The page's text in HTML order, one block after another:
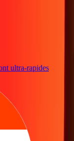
ultra-rapides